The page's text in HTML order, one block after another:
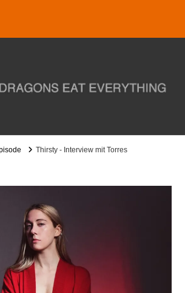
Thirsty - Interview mit Torres